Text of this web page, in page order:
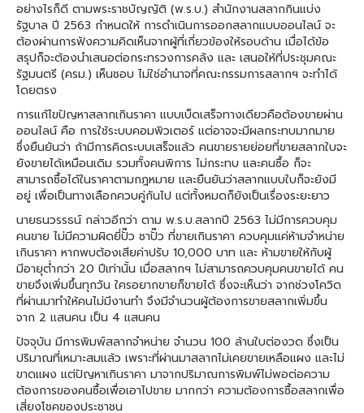
อย่างไรก็ดี ตามพระราชบัญญัติ (พ.ร.บ.) สำนักงานสลากกินแบ่ง
รัฐบาล ปี 2563 กำหนดให้ การดำเนินการออกสลากแบบออนไลน์ จะ
ต้องผ่านการฟังความคิดเห็นจากผู้ที่เกี่ยวข้องให้รอบด้าน เมื่อได้ข้อ
สรุปก็จะต้องนำเสนอต่อกระทรวงการคลัง และ เสนอให้ที่ประชุมคณะ
รัฐมนตรี (ครม.) เห็นชอบ ไม่ใช่อำนาจที่คณะกรรมการสลากฯ จะทำได้
โดยตรง
การแก้ไขปัญหาสลากเกินราคา แบบเบ็ดเสร็จทางเดียวคือต้องขายผ่าน
ออนไลน์ คือ การใช้ระบบคอมพิวเตอร์ แต่อาจจะมีผลกระทบมากมาย
ซึ่งยืนยันว่า ถ้ามีการคิดระบบเสร็จแล้ว คนขายรายย่อยที่ขายสลากใบจะ
ยังขายได้เหมือนเดิม รวมทั้งคนพิการ ไม่กระทบ และคนซื้อ ก็จะ
สามารถซื้อได้ในราคาตามกฎหมาย และยืนยันว่าสลากแบบใบก็จะยังมี
อยู่ เพื่อเป็นทางเลือกควบคู่กันไป แต่ทั้งหมดก็ยังเป็นเรื่องระยะยาว
นายธนวรรธน์ กล่าวอีกว่า ตาม พ.ร.บ.สลากปี 2563 ไม่มีการควบคุม
คนขาย ไม่มีความผิดยี่ปั๊ว ซาปั๊ว ที่ขายเกินราคา ควบคุมแค่ห้ามจำหน่าย
เกินราคา หากพบต้องเสียค่าปรับ 10,000 บาท และ ห้ามขายให้กับผู้
มีอายุต่ำกว่า 20 ปีเท่านั้น เมื่อสลากฯ ไม่สามารถควบคุมคนขายได้ คน
ขายจึงเพิ่มขึ้นทุกวัน ใครอยากขายก็ขายได้ ซึ่งจะเห็นว่า จากช่วงโควิด
ที่ผ่านมาทำให้คนไม่มีงานทำ จึงมีจำนวนผู้ต้องการขายสลากเพิ่มขึ้น
จาก 2 แสนคน เป็น 4 แสนคน
ปัจจุบัน มีการพิมพ์สลากจำหน่าย จำนวน 100 ล้านใบต่องวด ซึ่งเป็น
ปริมาณที่เหมาะสมแล้ว เพราะที่ผ่านมาสลากไม่เคยขายเหลือแผง และไม่
ขาดแผง แต่ปัญหาเกินราคา มาจากปริมาณการพิมพ์ไม่พอต่อความ
ต้องการของคนซื้อเพื่อเอาไปขาย มากกว่า ความต้องการซื้อสลากเพื่อ
เสี่ยงโชคของประชาชน